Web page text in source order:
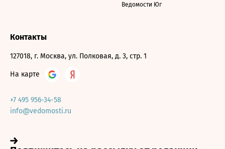
Ведомости Юг
Контакты
127018, г. Москва, ул. Полковая, д. 3, стр. 1
На карте
+7 495 956-34-58
info@vedomosti.ru